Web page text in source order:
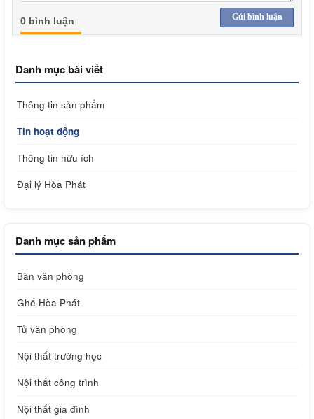
Gửi bình luận
0 bình luận
Danh mục bài viết
Thông tin sản phẩm
Tin hoạt động
Thông tin hữu ích
Đại lý Hòa Phát
Danh mục sản phẩm
Bàn văn phòng
Ghế Hòa Phát
Tủ văn phòng
Nội thất trường học
Nội thất công trình
Nội thất gia đình